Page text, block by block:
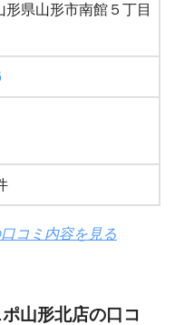
形県山形市南館５丁目
コミ内容を見る
山形北店の口コ